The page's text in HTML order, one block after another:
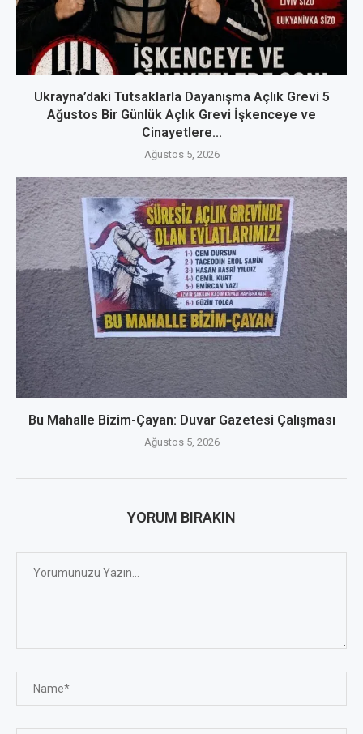
Ukrayna’daki Tutsaklarla Dayanışma Açlık Grevi 5
Ağustos Bir Günlük Açlık Grevi İşkenceye ve
Cinayetlere...
Ağustos 5, 2026
Bu Mahalle Bizim-Çayan: Duvar Gazetesi Çalışması
Ağustos 5, 2026
YORUM BIRAKIN